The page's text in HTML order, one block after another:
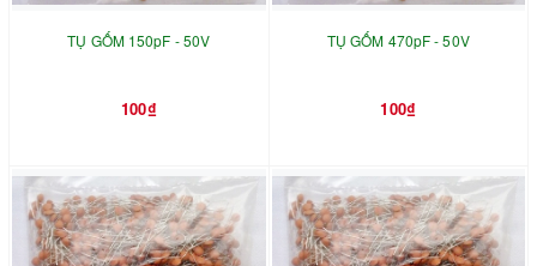
TỤ GỐM 150pF - 50V
100₫
TỤ GỐM 470pF - 50V
100₫